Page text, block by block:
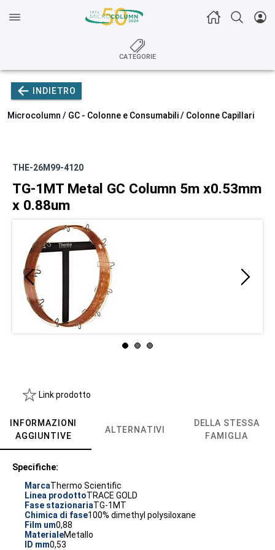
CATEGORIE
INDIETRO
Microcolumn / GC - Colonne e Consumabili/ Colonne Capillari
THE-26M99-4120
TG-1MT Metal GC Column 5m x0.53mm
x 0.88um
Link prodotto
INFORMAZIONI
AGGIUNTIVE
ALTERNATIVI
DELLA STESSA
FAMIGLIA
Specifiche:
MarcaThermo Scientific
Linea prodottoTRACE GOLD
Fase stazionariaTG-1MT
Chimica di fase100% dimethyl polysiloxane
Film um0,88
MaterialeMetallo
ID mm0,53